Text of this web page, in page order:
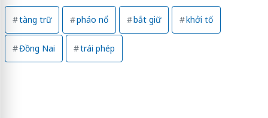
tàng trữ pháo nổ bắt giữ khởi tố
Đồng Nai trái phép